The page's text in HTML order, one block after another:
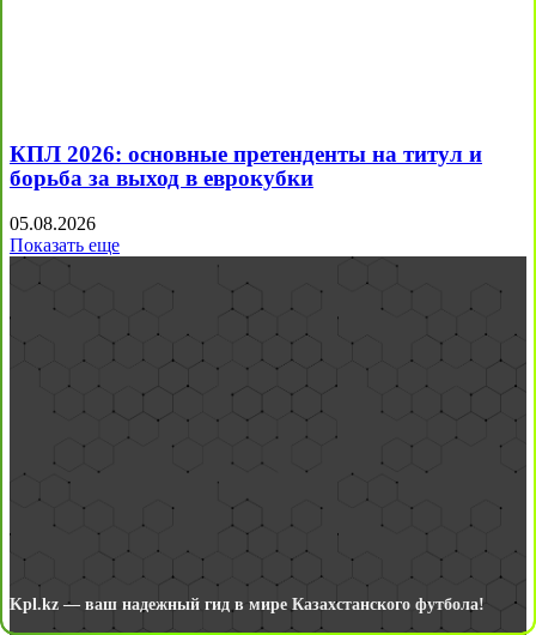
КПЛ 2026: основные претенденты на титул и
борьба за выход в еврокубки
05.08.2026
Показать еще
Kpl.kz — ваш надежный гид в мире Казахстанского футбола!